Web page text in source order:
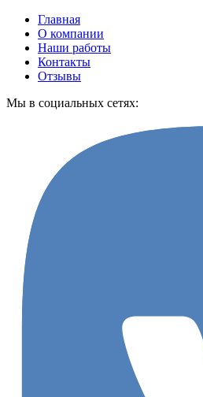
Главная
О компании
Наши работы
Контакты
Отзывы
Мы в социальных сетях: